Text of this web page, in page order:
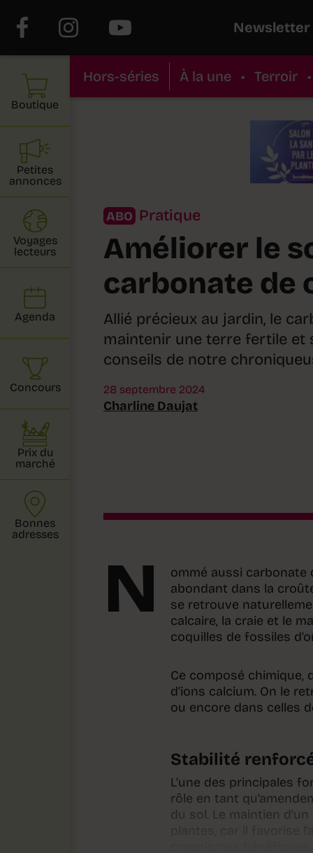
Newsletter
Hors-séries À la une • Terroir •
ABO Pratique
Améliorer le
carbonate de
Allié précieux au jardin, le
maintenir une terre fertile et
conseils de notre
28 septembre 2024
Charline Daujat
N
ommé aussi carbonate
abondant dans la
se retrouve
calcaire, la craie et le
coquilles de fossiles
Ce composé chimique,
d’ions calcium. On le
ou encore dans celles
Stabilité
L’une des principales
rôle en tant
du sol. Le maintien
Boutique
Petites
annonces
Voyages
lecteurs
Agenda
Concours
Prix du
marché
Bonnes
adresses